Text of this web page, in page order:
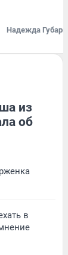
Надежда Губарь
из
об
в